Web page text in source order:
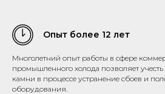
Опыт более 12 лет
Многолетний опыт работы в сфере
промышленного холода позволяет
камни в процессе устранение сбоев и
оборудования.